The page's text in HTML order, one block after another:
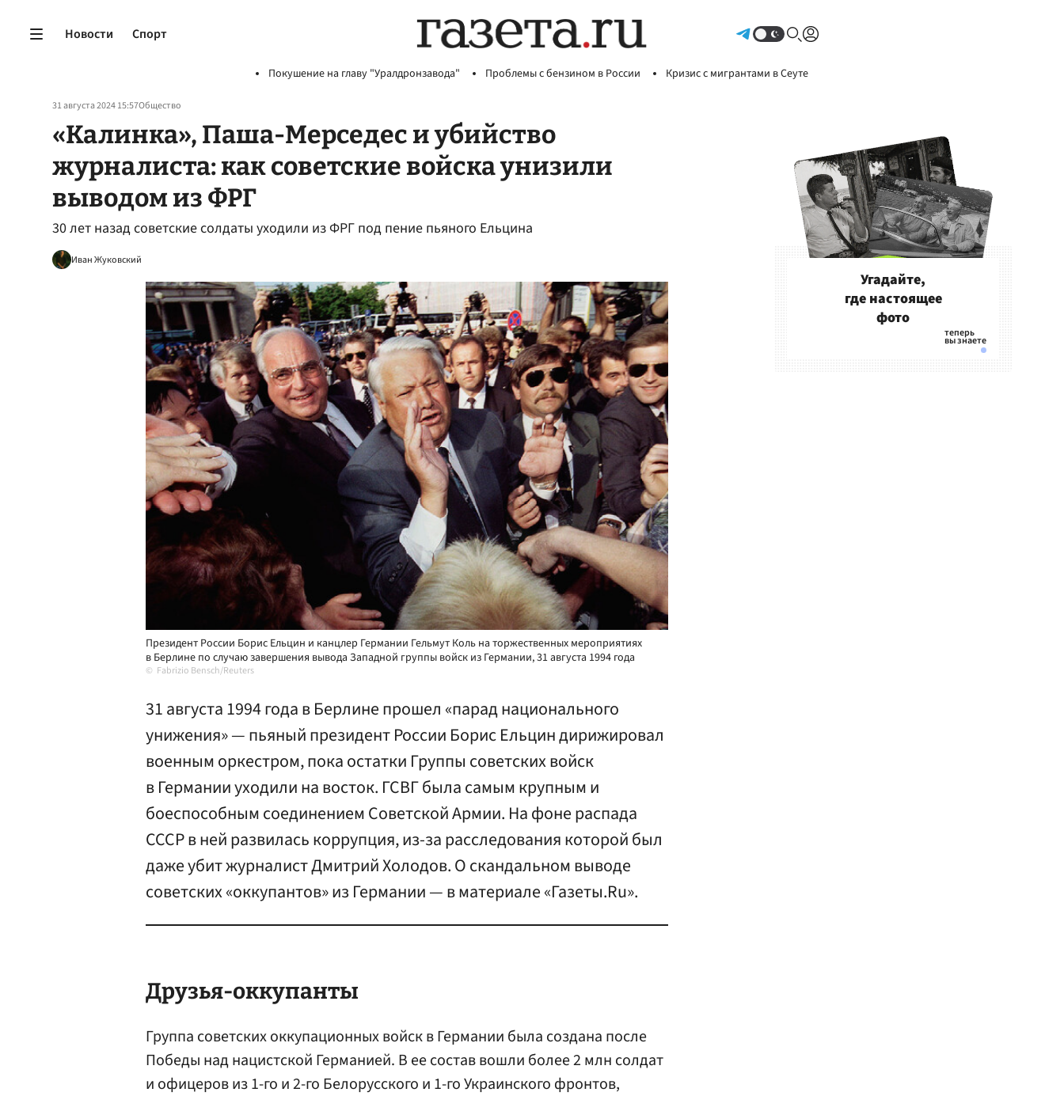
Новости Спорт
Покушение на главу "Уралдронзавода" Проблемы с бензином в России Кризис с мигрантами в Сеуте
31 августа 2024 15:57Общество
«Калинка», Паша-Мерседес и убийство
журналиста: как советские войска унизили
выводом из ФРГ
30 лет назад советские солдаты уходили из ФРГ под пение пьяного Ельцина
Иван Жуковский
Президент России Борис Ельцин и канцлер Германии Гельмут Коль на торжественных мероприятиях
в Берлине по случаю завершения вывода Западной группы войск из Германии, 31 августа 1994 года
Fabrizio Bensch/Reuters
31 августа 1994 года в Берлине прошел «парад национального
унижения» — пьяный президент России Борис Ельцин дирижировал
военным оркестром, пока остатки Группы советских войск
в Германии уходили на восток. ГСВГ была самым крупным и
боеспособным соединением Советской Армии. На фоне распада
СССР в ней развилась коррупция, из-за расследования которой был
даже убит журналист Дмитрий Холодов. О скандальном выводе
советских «оккупантов» из Германии — в материале «Газеты.Ru».
Друзья-оккупанты
Группа советских оккупационных войск в Германии была создана после
Победы над нацистской Германией. В ее состав вошли более 2 млн солдат
и офицеров из 1-го и 2-го Белорусского и 1-го Украинского фронтов,
Угадайте,
где настоящее
фото